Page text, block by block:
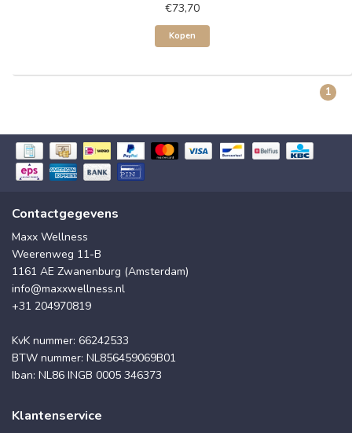
€73,70
Kopen
1
Contactgegevens
Maxx Wellness
Weerenweg 11-B
1161 AE Zwanenburg (Amsterdam)
info@maxxwellness.nl
+31 204970819
KvK nummer: 66242533
BTW nummer: NL856459069B01
Iban: NL86 INGB 0005 346373
Klantenservice